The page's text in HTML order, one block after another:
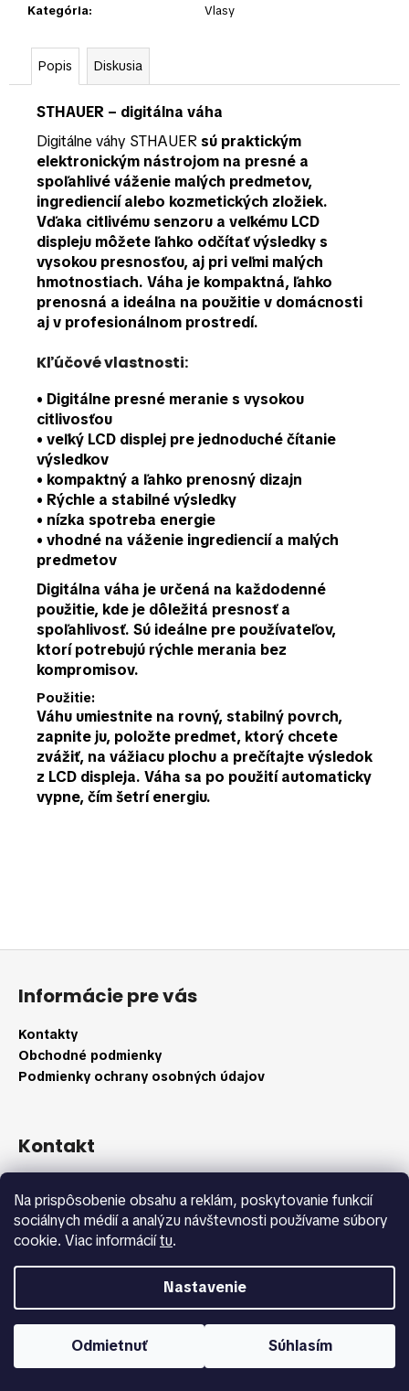
Na prispôsobenie obsahu a reklám, poskytovanie funkcií
sociálnych médií a analýzu návštevnosti používame súbory
cookie. Viac informáciítu.
Nastavenie
Odmietnuť Súhlasím
Kategória: Vlasy
Popis Diskusia
STHAUER – digitálna váha
Digitálne váhy STHAUERsú praktickým
elektronickým nástrojom na presné a
spoľahlivé váženie malých predmetov,
ingrediencií alebo kozmetických zložiek.
Vďaka citlivému senzoru a veľkému LCD
displeju môžete ľahko odčítať výsledky s
vysokou presnosťou, aj pri veľmi malých
hmotnostiach. Váha je kompaktná, ľahko
prenosná a ideálna na použitie v domácnosti
aj v profesionálnom prostredí.
Kľúčové vlastnosti:
• Digitálne presné meranies vysokou
citlivosťou
• veľký LCD displej pre jednoduché čítanie
výsledkov
• kompaktný a ľahko prenosný dizajn
• Rýchle a stabilné výsledky
• nízka spotreba energie
• vhodné na váženie ingrediencií a malých
predmetov
Digitálna váha je určená na každodenné
použitie, kde je dôležitá presnosť a
spoľahlivosť. Sú ideálne pre používateľov,
ktorí potrebujú rýchle merania bez
kompromisov.
Použitie:
Váhu umiestnite na rovný, stabilný povrch,
zapnite ju, položte predmet, ktorý chcete
zvážiť, na vážiacu plochu a prečítajte výsledok
z LCD displeja. Váha sa po použití automaticky
vypne, čím šetrí energiu.
Informácie pre vás
Kontakty
Obchodné podmienky
Podmienky ochrany osobných údajov
Kontakt
+420 775 371 692
Copyright 2026Shopbeauty.sk. Všetky práva vyhradené.
Upraviť nastavenie cookies